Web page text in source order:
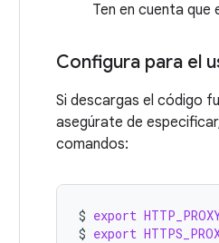
Ten en cuenta
Configura para el
Si descargas el código
asegúrate de
comandos:
$ export
$ export